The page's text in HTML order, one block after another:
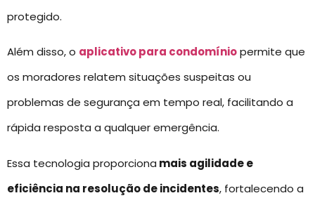
protegido.
Além disso, o aplicativo para condomíniopermite que
os moradores relatem situações suspeitas ou
problemas de segurança em tempo real, facilitando a
rápida resposta a qualquer emergência.
Essa tecnologia proporciona mais agilidade e
eficiência na resolução de incidentes, fortalecendo a